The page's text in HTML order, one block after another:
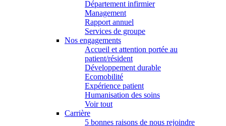
Département infirmier
Management
Rapport annuel
Services de groupe
Nos engagements
Accueil et attention portée au
patient/résident
Développement durable
Ecomobilité
Expérience patient
Humanisation des soins
Voir tout
Carrière
5 bonnes raisons de nous rejoindre